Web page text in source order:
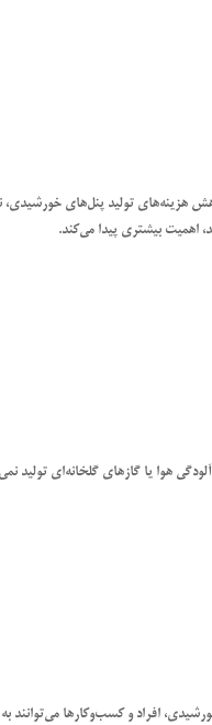
هزینه‌های تولید پنل‌های
اهمیت بیشتری پیدا می‌کند.
هوا یا گازهای گلخانه‌ای تولید
افراد و کسب‌وکارها می‌توانند